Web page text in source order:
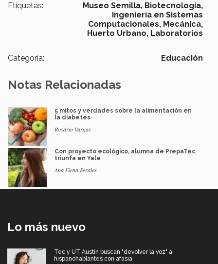
Etiquetas: Museo Semilla, Biotecnología,
Ingeniería en Sistemas
Computacionales, Mecánica,
Huerto Urbano, Laboratorios
Categoría: Educación
Notas Relacionadas
5 mitos y verdades sobre la alimentación en
la diabetes
Rosario Vargas
Con proyecto ecológico, alumna de PrepaTec
triunfa en Yale
Ana Elena Perales
Lo más nuevo
Tec y UT Austin buscan "devolver la voz" a
hispanohablantes con afasia